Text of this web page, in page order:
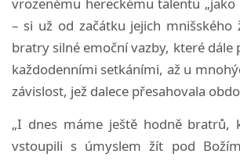
– si už od začátku jejich mnišského
bratry silné emoční vazby, které dále
každodenními setkáními, až u
závislost, jež dalece přesahovala
„I dnes máme ještě hodně bratrů,
vstoupili s úmyslem žít pod